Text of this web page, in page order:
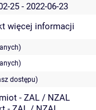
25 - 2022-06-23
więcej informacji
dostępu)
- ZAL / NZAL